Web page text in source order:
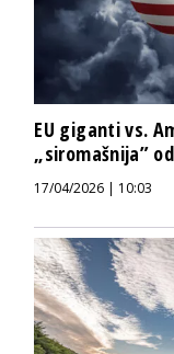
EU giganti vs.
„siromašnija”
17/04/2026 | 10:03